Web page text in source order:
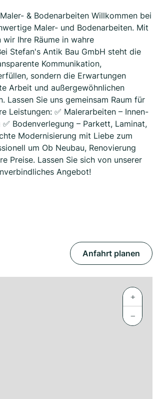
& Bodenarbeiten Willkommen bei
Maler- und Bodenarbeiten. Mit
Ihre Räume in wahre
Stefan's Antik Bau GmbH steht die
Kommunikation,
sondern die Erwartungen
Arbeit und außergewöhnlichen
Lassen Sie uns gemeinsam Raum für
Leistungen: ✅ Malerarbeiten – Innen-
Bodenverlegung – Parkett, Laminat,
Modernisierung mit Liebe zum
um Ob Neubau, Renovierung
Preise. Lassen Sie sich von unserer
Angebot!
Anfahrt planen
+
−